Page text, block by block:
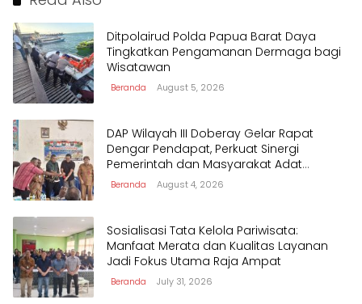
Ditpolairud Polda Papua Barat Daya
Tingkatkan Pengamanan Dermaga bagi
Wisatawan
Beranda August 5, 2026
DAP Wilayah III Doberay Gelar Rapat
Dengar Pendapat, Perkuat Sinergi
Pemerintah dan Masyarakat Adat
Mengawal Pembangunan Papua Barat
Beranda August 4, 2026
Sosialisasi Tata Kelola Pariwisata:
Manfaat Merata dan Kualitas Layanan
Jadi Fokus Utama Raja Ampat
Beranda July 31, 2026